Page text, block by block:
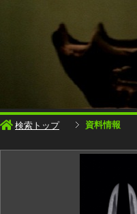
検索トップ 資料情報